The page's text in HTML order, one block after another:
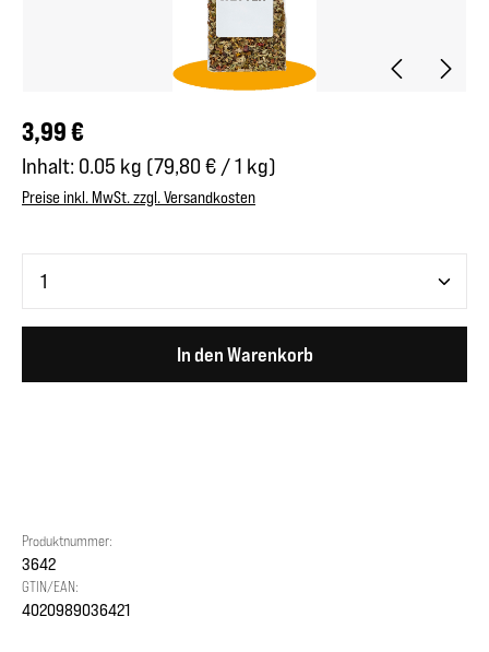
Regulärer Preis:
3,99 €
Inhalt: 0.05 kg (79,80 € / 1 kg)
Preise inkl. MwSt. zzgl. Versandkosten
In den Warenkorb
Produktnummer:
3642
GTIN/EAN:
4020989036421